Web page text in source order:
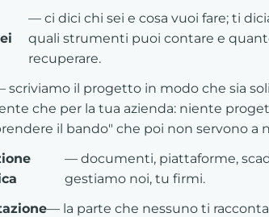
— ci dici chi sei e cosa vuoi fare; ti
quali strumenti puoi contare e
recuperare.
scriviamo il progetto in modo che sia
che per la tua azienda: niente
il bando" che poi non servono a
— documenti, piattaforme,
gestiamo noi, tu firmi.
— la parte che nessuno ti